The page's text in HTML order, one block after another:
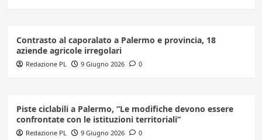
Contrasto al caporalato a Palermo e provincia, 18
aziende agricole irregolari
Redazione PL 9 Giugno 2026 0
Piste ciclabili a Palermo, “Le modifiche devono essere
confrontate con le istituzioni territoriali”
Redazione PL 9 Giugno 2026 0